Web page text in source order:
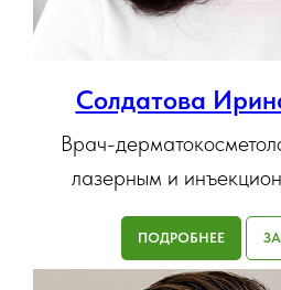
Солдатова
Врач-
лазерным и
ПОДРОБНЕЕ